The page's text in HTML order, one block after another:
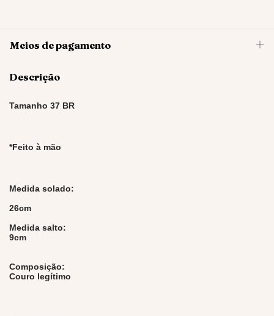
Meios de pagamento
Descrição
Tamanho 37 BR
*Feito à mão
Medida solado:
26cm
Medida salto:
9cm
Composição:
Couro legítimo